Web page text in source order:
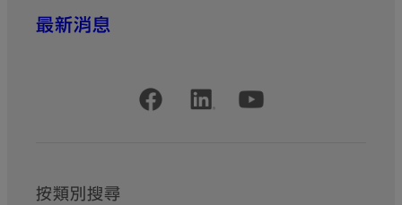
最新消息
官方社交媒體賬號
按類別搜尋